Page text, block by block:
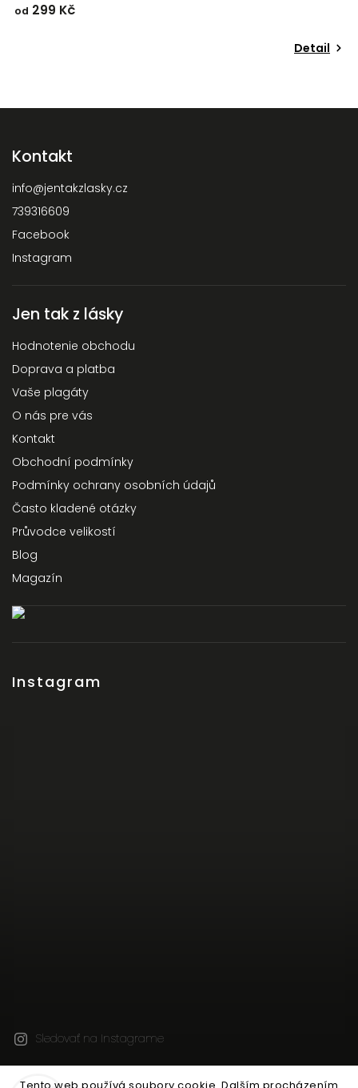
od 299 Kč
Detail
Kontakt
info@jentakzlasky.cz
739316609
Facebook
Instagram
Jen tak z lásky
Hodnotenie obchodu
Doprava a platba
Vaše plagáty
O nás pre vás
Kontakt
Obchodní podmínky
Podmínky ochrany osobních údajů
Často kladené otázky
Průvodce velikostí
Blog
Magazín
Instagram
Sledovať na Instagrame